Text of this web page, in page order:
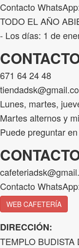
Contacto
TODO EL AÑO
- Los días: 1 de
671 64 24 48
Lunes, martes,
Martes alternos y
Puede preguntar
Contacto
WEB CAFETERÍA
DIRECCIÓN:
TEMPLO BUDISTA